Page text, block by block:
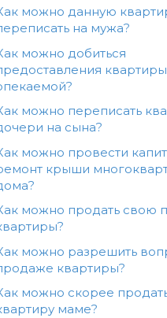
можно данную
на мужа?
можно добиться
можно переписать
на сына?
можно провести
крыши
можно продать свою
можно разрешить
квартиры?
можно скорее
маме?